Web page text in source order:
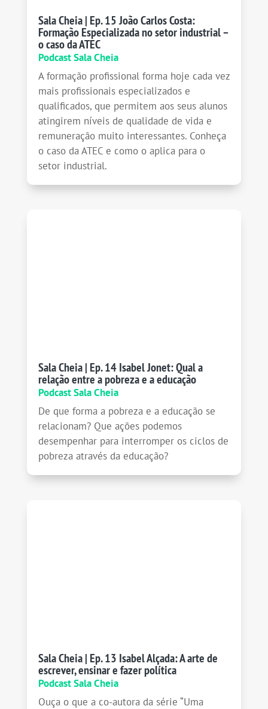
Sala Cheia | Ep. 15 João Carlos Costa:
Formação Especializada no setor industrial –
o caso da ATEC
Podcast Sala Cheia
A formação profissional forma hoje cada vez
mais profissionais especializados e
qualificados, que permitem aos seus alunos
atingirem níveis de qualidade de vida e
remuneração muito interessantes. Conheça
o caso da ATEC e como o aplica para o
setor industrial.
Sala Cheia | Ep. 14 Isabel Jonet: Qual a
relação entre a pobreza e a educação
Podcast Sala Cheia
De que forma a pobreza e a educação se
relacionam? Que ações podemos
desempenhar para interromper os ciclos de
pobreza através da educação?
Sala Cheia | Ep. 13 Isabel Alçada: A arte de
escrever, ensinar e fazer política
Podcast Sala Cheia
Ouça o que a co-autora da série “Uma